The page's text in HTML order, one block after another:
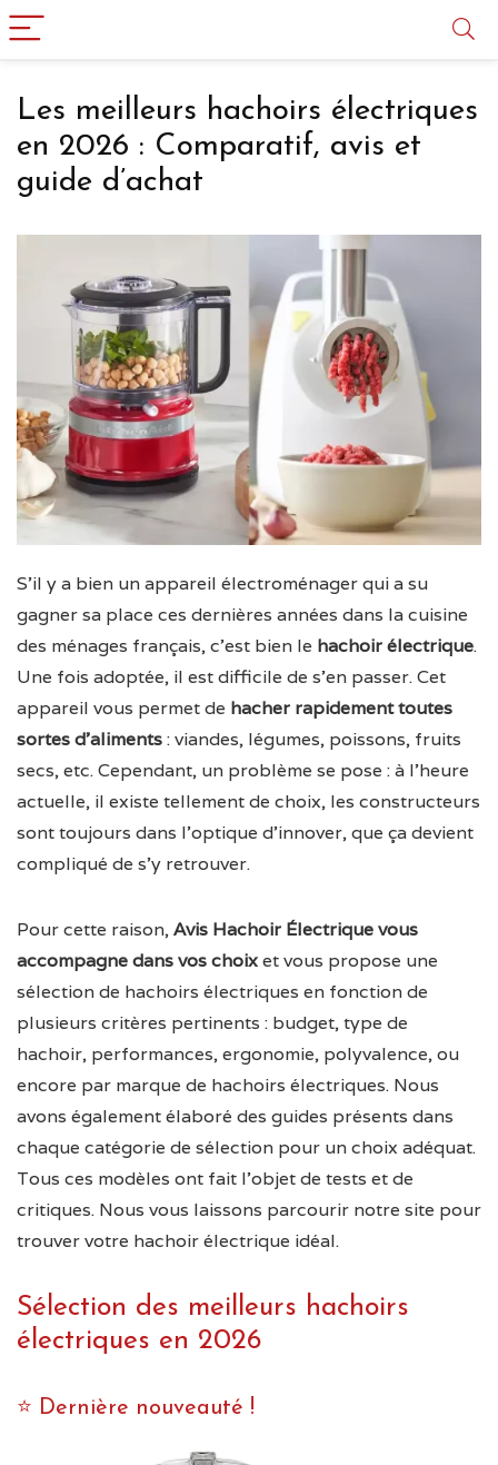
Les meilleurs hachoirs électriques
en 2026 : Comparatif, avis et
guide d’achat
S’il y a bien un appareil électroménager qui a su
gagner sa place ces dernières années dans la cuisine
des ménages français, c’est bien le hachoir électrique.
Une fois adoptée, il est difficile de s’en passer. Cet
appareil vous permet de hacher rapidement toutes
sortes d’aliments: viandes, légumes, poissons, fruits
secs, etc. Cependant, un problème se pose : à l’heure
actuelle, il existe tellement de choix, les constructeurs
sont toujours dans l’optique d’innover, que ça devient
compliqué de s’y retrouver.
Pour cette raison,Avis Hachoir Électrique vous
accompagne dans vos choixet vous propose une
sélection de hachoirs électriques en fonction de
plusieurs critères pertinents : budget, type de
hachoir, performances, ergonomie, polyvalence, ou
encore par marque de hachoirs électriques. Nous
avons également élaboré des guides présents dans
chaque catégorie de sélection pour un choix adéquat.
Tous ces modèles ont fait l’objet de tests et de
critiques. Nous vous laissons parcourir notre site pour
trouver votre hachoir électrique idéal.
Sélection des meilleurs hachoirs
électriques en 2026
⭐ Dernière nouveauté !